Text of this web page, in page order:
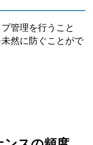
管理を行うこと
然に防ぐことがで